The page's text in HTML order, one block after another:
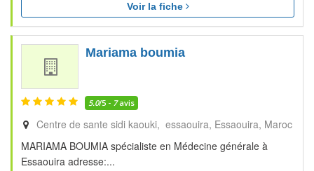
Voir la fiche
Mariama boumia
5.0/5 - 7avis
Centre de sante sidi kaouki, essaouira Essaouira Maroc
MARIAMA BOUMIA spécialiste en Médecine générale à
Essaouira adresse:...